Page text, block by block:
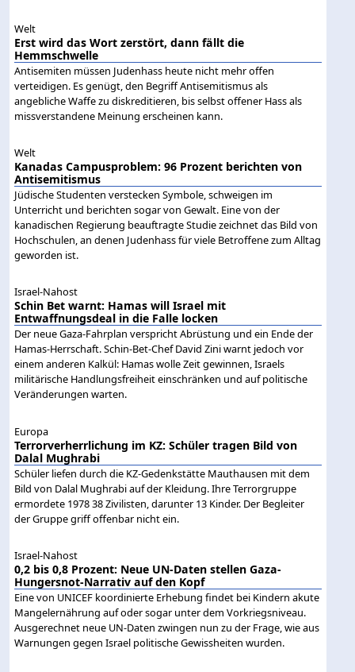
Welt
Erst wird das Wort zerstört, dann fällt die
Hemmschwelle
Antisemiten müssen Judenhass heute nicht mehr offen
verteidigen. Es genügt, den Begriff Antisemitismus als
angebliche Waffe zu diskreditieren, bis selbst offener Hass als
missverstandene Meinung erscheinen kann.
Welt
Kanadas Campusproblem: 96 Prozent berichten von
Antisemitismus
Jüdische Studenten verstecken Symbole, schweigen im
Unterricht und berichten sogar von Gewalt. Eine von der
kanadischen Regierung beauftragte Studie zeichnet das Bild von
Hochschulen, an denen Judenhass für viele Betroffene zum Alltag
geworden ist.
Israel-Nahost
Schin Bet warnt: Hamas will Israel mit
Entwaffnungsdeal in die Falle locken
Der neue Gaza-Fahrplan verspricht Abrüstung und ein Ende der
Hamas-Herrschaft. Schin-Bet-Chef David Zini warnt jedoch vor
einem anderen Kalkül: Hamas wolle Zeit gewinnen, Israels
militärische Handlungsfreiheit einschränken und auf politische
Veränderungen warten.
Europa
Terrorverherrlichung im KZ: Schüler tragen Bild von
Dalal Mughrabi
Schüler liefen durch die KZ-Gedenkstätte Mauthausen mit dem
Bild von Dalal Mughrabi auf der Kleidung. Ihre Terrorgruppe
ermordete 1978 38 Zivilisten, darunter 13 Kinder. Der Begleiter
der Gruppe griff offenbar nicht ein.
Israel-Nahost
0,2 bis 0,8 Prozent: Neue UN-Daten stellen Gaza-
Hungersnot-Narrativ auf den Kopf
Eine von UNICEF koordinierte Erhebung findet bei Kindern akute
Mangelernährung auf oder sogar unter dem Vorkriegsniveau.
Ausgerechnet neue UN-Daten zwingen nun zu der Frage, wie aus
Warnungen gegen Israel politische Gewissheiten wurden.